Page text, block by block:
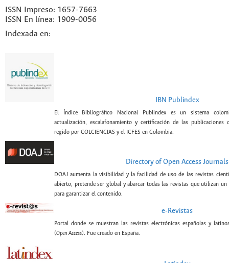
ISSN Impreso: 1657-7663
ISSN En línea: 1909-0056
Indexada en:
IBN Publindex
El Índice Bibliográfico Nacional Publindex es un sistema
actualización, escalafonamiento y certificación de las publicaciones
regido por COLCIENCIAS y el ICFES en Colombia.
Directory of Open Access Journals
DOAJ aumenta la visibilidad y la facilidad de uso de las revistas
abierto, pretende ser global y abarcar todas las revistas que utilizan
para garantizar el contenido.
e-Revistas
Portal donde se muestran las revistas electrónicas españolas y
(Open Access). Fue creado en España.